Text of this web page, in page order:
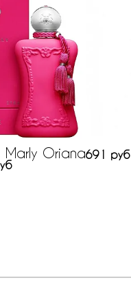
Marly Oriana691 руб